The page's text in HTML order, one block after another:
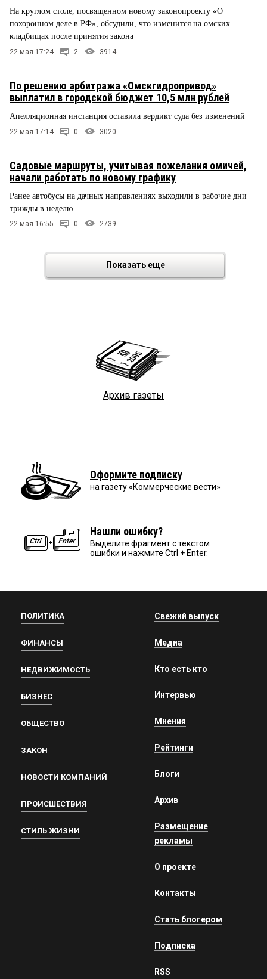
На круглом столе, посвященном новому законопроекту «О
похоронном деле в РФ», обсудили, что изменится на омских
кладбищах после принятия закона
22 мая 17:24 2 3914
По решению арбитража «Омскгидропривод»
выплатил в городской бюджет 10,5 млн рублей
Апелляционная инстанция оставила вердикт суда без изменений
22 мая 17:14 0 3020
Садовые маршруты, учитывая пожелания омичей,
начали работать по новому графику
Ранее автобусы на дачных направлениях выходили в рабочие дни
трижды в неделю
22 мая 16:55 0 2739
Показать еще
Архив газеты
Оформите подписку
на газету «Коммерческие вести»
Нашли ошибку?
Выделите фрагмент с текстом
ошибки и нажмите Ctrl + Enter.
ПОЛИТИКА
ФИНАНСЫ
НЕДВИЖИМОСТЬ
БИЗНЕС
ОБЩЕСТВО
ЗАКОН
НОВОСТИ КОМПАНИЙ
ПРОИСШЕСТВИЯ
СТИЛЬ ЖИЗНИ
Свежий выпуск
Медиа
Кто есть кто
Интервью
Мнения
Рейтинги
Блоги
Архив
Размещение
рекламы
О проекте
Контакты
Стать блогером
Подписка
RSS